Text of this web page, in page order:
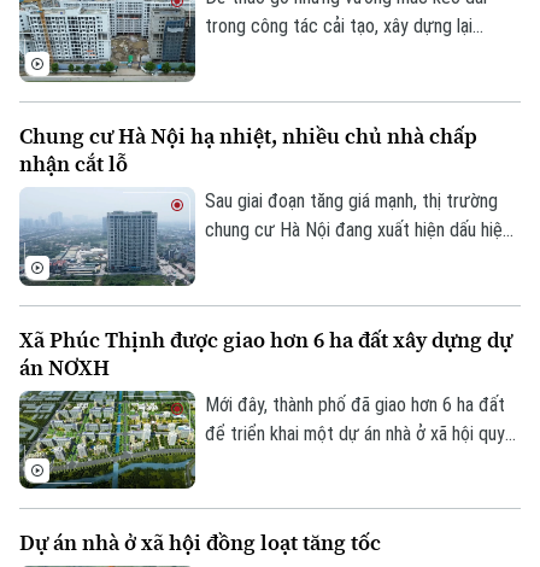
Đánh giá
Di tích
Y tế
Dinh dưỡng
Thể thao
Bóng đá
Quần vợt
Golf
Giải trí
Tin tức
Điện ảnh
Âm nhạc
Đã phát sóng
trong công tác cải tạo, xây dựng lại
hết niên hạn sử dụng.
Chung cư Hà Nội hạ nhiệt, nhiều chủ nhà chấp
nhận cắt lỗ
Sau giai đoạn tăng giá mạnh, thị trường
chung cư Hà Nội đang xuất hiện dấu hiệu
Xã Phúc Thịnh được giao hơn 6 ha đất xây dựng dự
án NƠXH
Mới đây, thành phố đã giao hơn 6 ha đất
để triển khai một dự án nhà ở xã hội quy
Dự án nhà ở xã hội đồng loạt tăng tốc